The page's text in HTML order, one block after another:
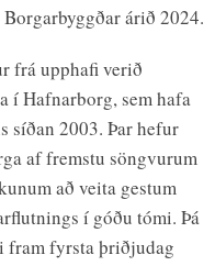
árið 2024.
frá upphafi verið
í Hafnarborg, sem hafa
síðan 2003. Þar hefur
af fremstu söngvurum
að veita gestum
í góðu tómi. Þá
fram fyrsta þriðjudag